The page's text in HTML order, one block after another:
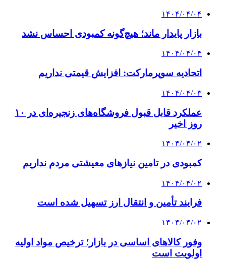
۱۴۰۴/۰۴/۰۴
بازار پایدار ماند؛ هیچ‌گونه کمبودی احساس نشد
۱۴۰۴/۰۴/۰۴
اتحادیه سوپرمارکت: افزایش قیمتی نداریم
۱۴۰۴/۰۴/۰۳
عملکرد قابل قبول فروشگاه‌های زنجیره‌ای در ۱۰
روز اخیر
۱۴۰۴/۰۴/۰۲
کمبودی در تامین نیازهای معیشتی مردم نداریم
۱۴۰۴/۰۴/۰۲
فرایند تأمین و انتقال ارز تسهیل شده است
۱۴۰۴/۰۴/۰۲
وفور کالاهای اساسی در بازار؛ ترخیص مواد اولیه
اولویت است